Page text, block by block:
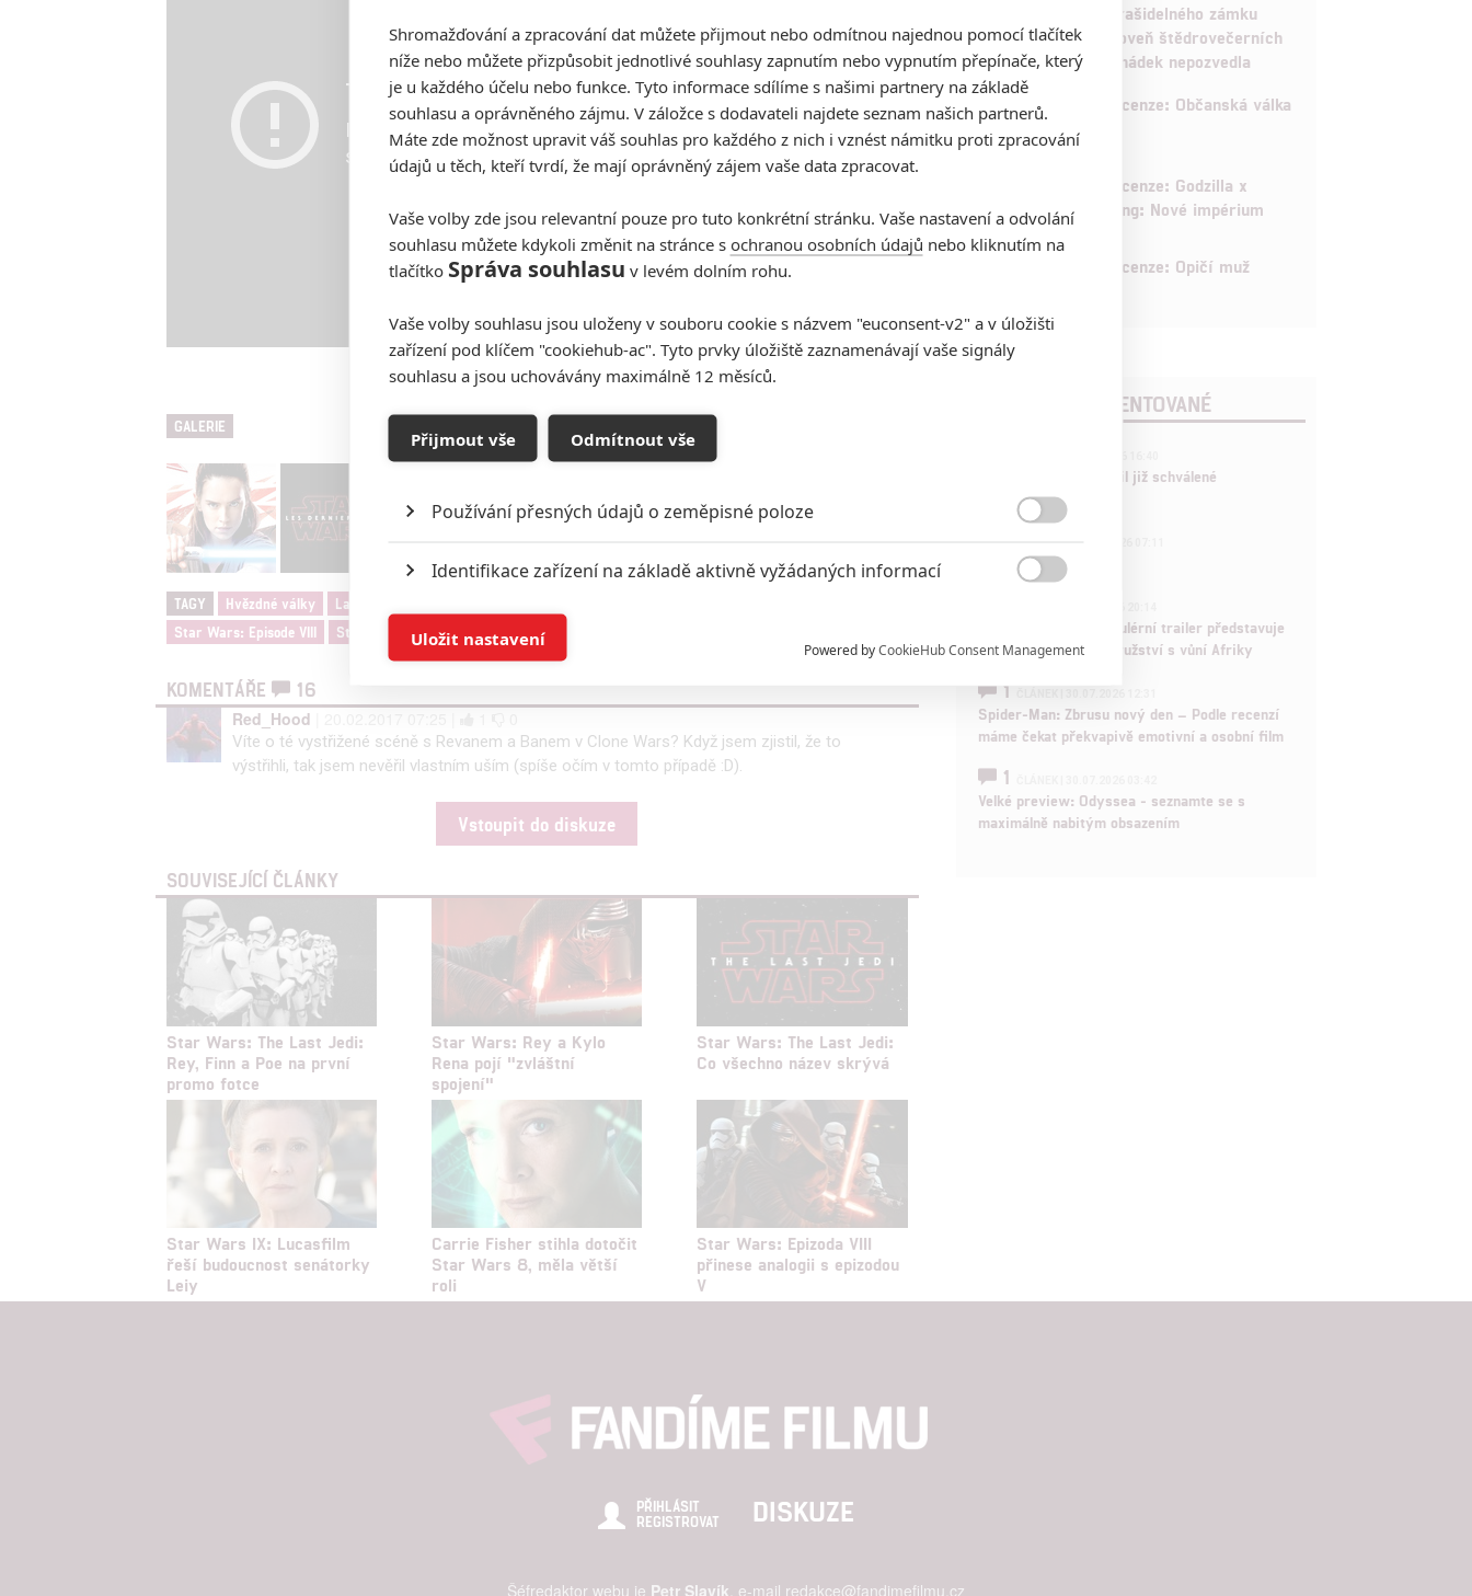
Zdroje:Star Wars FR,Star Wars SP,Star Wars IT,Reddit
GALERIE
TAGY Hvězdné války Laura Dern
Star Wars: Episode VIII
Star Wars: Epizoda VIII Star Wars: The Last Jedi
KOMENTÁŘE
16
Red_Hood
Víte o té vystřižené scéně s Revanem a Banem v Clone Wars? Když jsem zjistil, že to
výstřihli, tak jsem nevěřil vlastním uším (spíše očím v tomto případě :D).
Vstoupit do diskuze
SOUVISEJÍCÍ ČLÁNKY
Star Wars: The Last Jedi:
Rey, Finn a Poe na první
promo fotce
Star Wars: Rey a Kylo
Rena pojí "zvláštní
spojení"
Star Wars: The Last Jedi:
Co všechno název skrývá
Star Wars IX: Lucasfilm
řeší budoucnost senátorky
Leiy
Carrie Fisher stihla dotočit
Star Wars 8, měla větší
roli
Star Wars: Epizoda VIII
přinese analogii s epizodou
V
strašidelného zámku
úroveň štědrovečerních
pohádek nepozvedla
8 Recenze: Občanská válka
Recenze: Godzilla x
Kong: Nové impérium
Recenze: Opičí muž
POSLEDNÍ KOMENTOVANÉ
Marvel nečekaně zrušil již schválené
pokračování
拆彈專家
Děti krve a kostí: Regulérní trailer představuje
akční fantasy dobrodružství s vůní Afriky
1
Spider-Man: Zbrusu nový den – Podle recenzí
máme čekat překvapivě emotivní a osobní film
1
Velké preview: Odyssea - seznamte se s
maximálně nabitým obsazením
PŘIHLÁSIT
REGISTROVAT
DISKUZE
Šéfredaktor webu je Petr Slavík , e-mail redakce@fandimefilmu.cz
Shromažďování a zpracování dat můžete přijmout nebo odmítnou najednou pomocí tlačítek
níže nebo můžete přizpůsobit jednotlivé souhlasy zapnutím nebo vypnutím přepínače, který
je u každého účelu nebo funkce. Tyto informace sdílíme s našimi partnery na základě
souhlasu a oprávněného zájmu. V záložce s dodavateli najdete seznam našich partnerů.
Máte zde možnost upravit váš souhlas pro každého z nich i vznést námitku proti zpracování
údajů u těch, kteří tvrdí, že mají oprávněný zájem vaše data zpracovat.
Vaše volby zde jsou relevantní pouze pro tuto konkrétní stránku. Vaše nastavení a odvolání
souhlasu můžete kdykoli změnit na stránce s ochranou osobních údajů nebo kliknutím na
tlačítko Správa souhlasu v levém dolním rohu.
Vaše volby souhlasu jsou uloženy v souboru cookie s názvem "euconsent-v2" a v úložišti
zařízení pod klíčem "cookiehub-ac". Tyto prvky úložiště zaznamenávají vaše signály
souhlasu a jsou uchovávány maximálně 12 měsíců.
Přijmout vše Odmítnout vše
Používání přesných údajů o zeměpisné poloze
Identifikace zařízení na základě aktivně vyžádaných informací
Ukládání a/nebo přístup k informacím v zařízení


Personalizovaný obsah, měření obsahu, průzkum publika a vývoj
služeb
Udělením souhlasu s účely a funkcemi zde uvedenými dáváte nám i našim partnerům
Powered byCookieHub Consent Management
Uložit nastavení